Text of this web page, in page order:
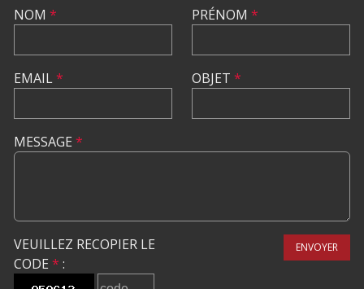
NOM *
EMAIL*
PRÉNOM *
OBJET *
MESSAGE *
VEUILLEZ RECOPIER LE
CODE * :
ENVOYER